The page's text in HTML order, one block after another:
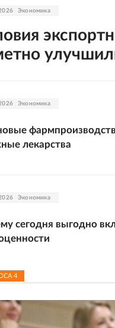
Экономика
Экономика
лекарства
Экономика
сегодня выгодно
4